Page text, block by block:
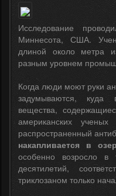
Исследование
Миннесота, США.
длиной около метра
разным уровнем
Когда люди моют руки
задумываются,
вещества,
американских
распространенный
накапливается в
особенно возросло в
десятилетий,
триклозаном только